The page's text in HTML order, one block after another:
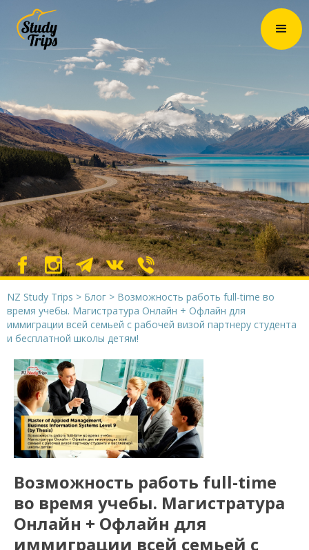
NZ Study Trips > Блог > Возможность работь full-time во
время учебы. Магистратура Онлайн + Офлайн для
иммиграции всей семьей с рабочей визой партнеру студента
и бесплатной школы детям!
Возможность работь full-time
во время учебы. Магистратура
Онлайн + Офлайн для
иммиграции всей семьей с